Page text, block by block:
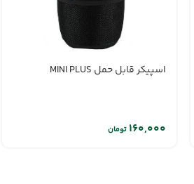
اسپیکر قابل حمل MINI PLUS
تومان